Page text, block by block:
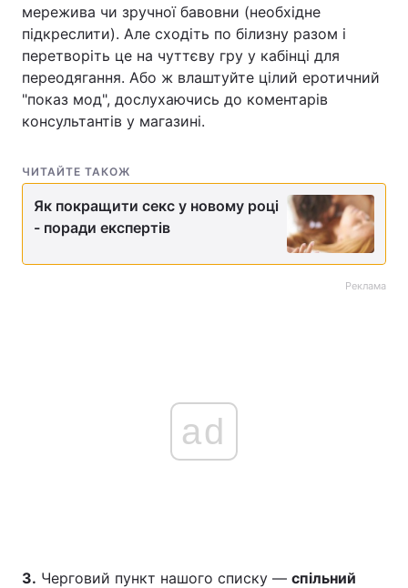
мережива чи зручної бавовни (необхідне
підкреслити). Але сходіть по білизну разом і
перетворіть це на чуттєву гру у кабінці для
переодягання. Або ж влаштуйте цілий еротичний
"показ мод", дослухаючись до коментарів
консультантів у магазині.
ЧИТАЙТЕ ТАКОЖ
Як покращити секс у новому році
- поради експертів
Реклама
ad
3. Черговий пункт нашого списку — спільний